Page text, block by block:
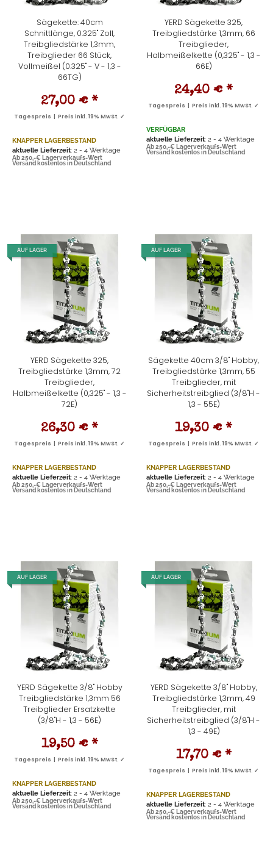
Sägekette: 40cm
Schnittlänge, 0.325" Zoll,
Treibgliedstärke 1,3mm,
Treibglieder 66 Stück,
Vollmeißel (0.325" - V - 1,3 -
66TG)
27,00 € *
Tagespreis | Preis inkl. 19% MwSt. ✓
KNAPPER LAGERBESTAND
aktuelle Lieferzeit: 2 - 4 Werktage
Ab 250,-€ Lagerverkaufs-Wert
Versand kostenlos in Deutschland
YERD Sägekette 325,
Treibgliedstärke 1,3mm, 66
Treibglieder,
Halbmeißelkette (0,325" - 1,3 -
66E)
24,40 € *
Tagespreis | Preis inkl. 19% MwSt. ✓
VERFÜGBAR
aktuelle Lieferzeit: 2 - 4 Werktage
Ab 250,-€ Lagerverkaufs-Wert
Versand kostenlos in Deutschland
AUF LAGER
YERD Sägekette 325,
Treibgliedstärke 1,3mm, 72
Treibglieder,
Halbmeißelkette (0,325" - 1,3 -
72E)
26,30 € *
Tagespreis | Preis inkl. 19% MwSt. ✓
KNAPPER LAGERBESTAND
aktuelle Lieferzeit: 2 - 4 Werktage
Ab 250,-€ Lagerverkaufs-Wert
Versand kostenlos in Deutschland
AUF LAGER
Sägekette 40cm 3/8" Hobby,
Treibgliedstärke 1,3mm, 55
Treibglieder, mit
Sicherheitstreibglied (3/8"H -
1,3 - 55E)
19,30 € *
Tagespreis | Preis inkl. 19% MwSt. ✓
KNAPPER LAGERBESTAND
aktuelle Lieferzeit: 2 - 4 Werktage
Ab 250,-€ Lagerverkaufs-Wert
Versand kostenlos in Deutschland
AUF LAGER
YERD Sägekette 3/8" Hobby
Treibgliedstärke 1,3mm 56
Treibglieder Ersatzkette
(3/8"H - 1,3 - 56E)
19,50 € *
Tagespreis | Preis inkl. 19% MwSt. ✓
KNAPPER LAGERBESTAND
aktuelle Lieferzeit: 2 - 4 Werktage
Ab 250,-€ Lagerverkaufs-Wert
Versand kostenlos in Deutschland
AUF LAGER
YERD Sägekette 3/8" Hobby,
Treibgliedstärke 1,3mm, 49
Treibglieder, mit
Sicherheitstreibglied (3/8"H -
1,3 - 49E)
17,70 € *
Tagespreis | Preis inkl. 19% MwSt. ✓
KNAPPER LAGERBESTAND
aktuelle Lieferzeit: 2 - 4 Werktage
Ab 250,-€ Lagerverkaufs-Wert
Versand kostenlos in Deutschland